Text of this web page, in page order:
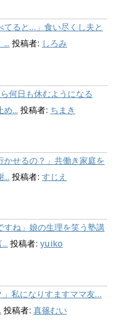
てると…」食い尽くし夫と
... 投稿者: しろみ
何日も休むようになる
め... 投稿者: ちまき
かせるの？」共働き家庭を
... 投稿者: すじえ
すね」娘の生理を笑う塾講
投稿者: yuiko
」私になりすますママ友…
投稿者: 真篠むい